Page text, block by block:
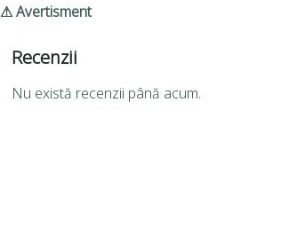
⚠ Avertisment
Recenzii
Nu există recenzii până acum.